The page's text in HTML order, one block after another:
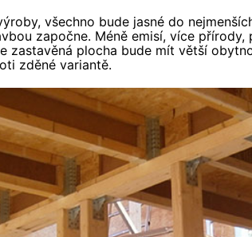
všechno bude jasné do
započne. Méně emisí, více
zastavěná plocha bude mít větší
zděné variantě.